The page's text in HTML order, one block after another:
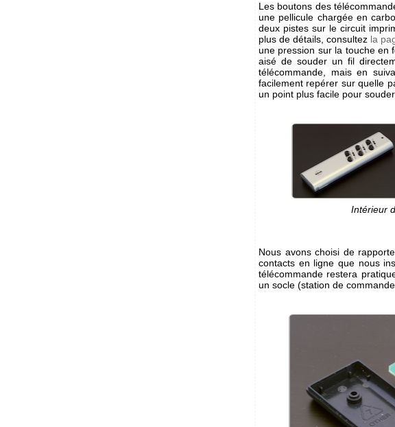
Les boutons des
une pellicule chargée en
deux pistes sur le circuit
plus de détails, consultez la
une pression sur la touche en
aisé de souder un fil
télécommande, mais en
facilement repérer sur quelle
un point plus facile pour souder
Intérieur
Nous avons choisi de
contacts en ligne que nous
télécommande restera
un socle (station de